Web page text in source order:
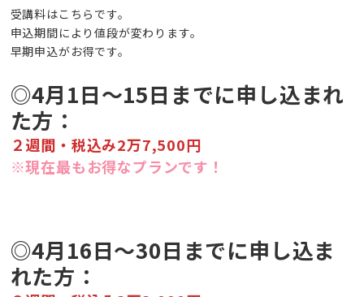
受講料はこちらです。
申込期間により値段が変わります。
早期申込がお得です。
◎4月1日～15日までに申し込まれ
た方：
２週間・税込み2万7,500円
※現在最もお得なプランです！
◎4月16日～30日までに申し込ま
れた方：